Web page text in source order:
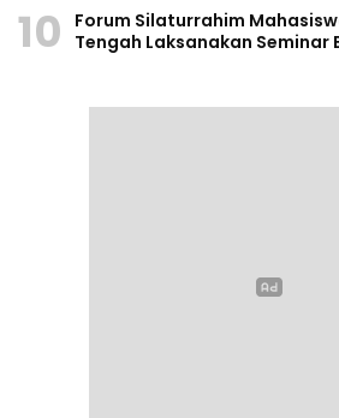
10
Forum Silaturrahim
Tengah Laksanakan Seminar